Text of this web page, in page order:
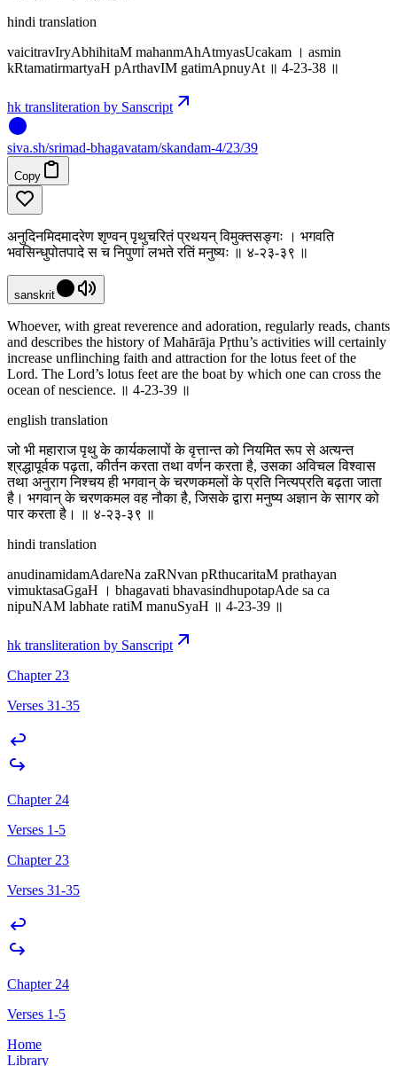
hindi translation
vaicitravIryAbhihitaM mahanmAhAtmyasUcakam । asmin
kRtamatirmartyaH pArthavIM gatimApnuyAt ॥ 4-23-38 ॥
hk transliteration by Sanscript
siva.sh/srimad-bhagavatam/skandam-4/23/39
Copy
अनुदिनमिदमादरेण श‍ृण्वन् पृथुचरितं प्रथयन् विमुक्तसङ्गः । भगवति
भवसिन्धुपोतपादे स च निपुणां लभते रतिं मनुष्यः ॥ ४-२३-३९ ॥
sanskrit
Whoever, with great reverence and adoration, regularly reads, chants
and describes the history of Mahārāja Pṛthu’s activities will certainly
increase unflinching faith and attraction for the lotus feet of the
Lord. The Lord’s lotus feet are the boat by which one can cross the
ocean of nescience. ॥ 4-23-39 ॥
english translation
जो भी महाराज पृथु के कार्यकलापों के वृत्तान्त को नियमित रूप से अत्यन्त
श्रद्धापूर्वक पढ़ता, कीर्तन करता तथा वर्णन करता है, उसका अविचल विश्वास
तथा अनुराग निश्चय ही भगवान् के चरणकमलों के प्रति नित्यप्रति बढ़ता जाता
है। भगवान् के चरणकमल वह नौका है, जिसके द्वारा मनुष्य अज्ञान के सागर को
पार करता है। ॥ ४-२३-३९ ॥
hindi translation
anudinamidamAdareNa za‍RNvan pRthucaritaM prathayan
vimuktasaGgaH । bhagavati bhavasindhupotapAde sa ca
nipuNAM labhate ratiM manuSyaH ॥ 4-23-39 ॥
hk transliteration by Sanscript
Chapter 23
Verses 31-35
Chapter 24
Verses 1-5
Chapter 23
Verses 31-35
Chapter 24
Verses 1-5
Home
Library